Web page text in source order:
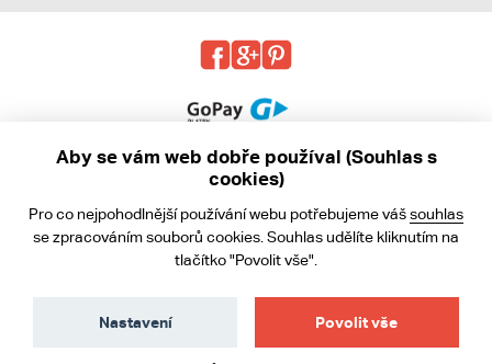
Obchodní podmínky
Ochrana osobních údajů
Aby se vám web dobře používal (Souhlas s
cookies)
Pro co nejpohodlnější používání webu potřebujeme vášsouhlas
se zpracováním souborů cookies. Souhlas udělíte kliknutím na
tlačítko "Povolit vše".
Povolit vše
Nastavení